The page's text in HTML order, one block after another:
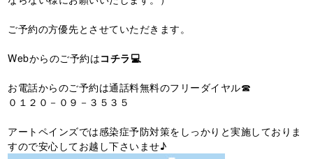
ご予約の方優先とさせていただきます。
Webからのご予約はコチラ💻
お電話からのご予約は通話料無料のフリーダイヤル☎
０１２０－０９－３５３５
アートペインズでは感染症予防対策をしっかりと実施しておりま
すので安心してお越し下さいませ♪